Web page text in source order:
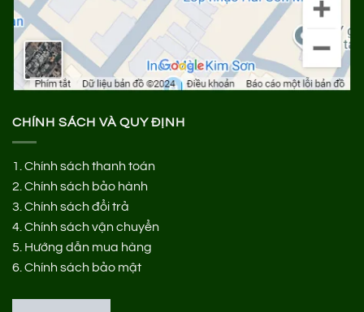
CHÍNH SÁCH VÀ QUY ĐỊNH
1.Chính sách thanh toán
2.Chính sách bảo hành
3.Chính sách đổi trả
4.Chính sách vận chuyển
5. Hướng dẫn mua hàng
6.Chính sách bảo mật